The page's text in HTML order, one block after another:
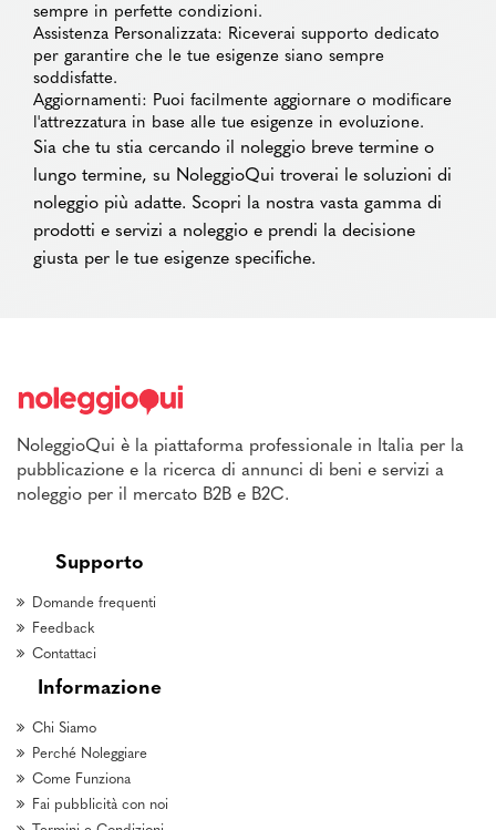
sempre in perfette condizioni.
Assistenza Personalizzata: Riceverai supporto dedicato
per garantire che le tue esigenze siano sempre
soddisfatte.
Aggiornamenti: Puoi facilmente aggiornare o modificare
l'attrezzatura in base alle tue esigenze in evoluzione.
Sia che tu stia cercando il noleggio breve termine o
lungo termine, su NoleggioQui troverai le soluzioni di
noleggio più adatte. Scopri la nostra vasta gamma di
prodotti e servizi a noleggio e prendi la decisione
giusta per le tue esigenze specifiche.
NoleggioQui è la piattaforma professionale in Italia per la
pubblicazione e la ricerca di annunci di beni e servizi a
noleggio per il mercato B2B e B2C.
Supporto
Domande frequenti
Feedback
Contattaci
Informazione
Chi Siamo
Perché Noleggiare
Come Funziona
Fai pubblicità con noi